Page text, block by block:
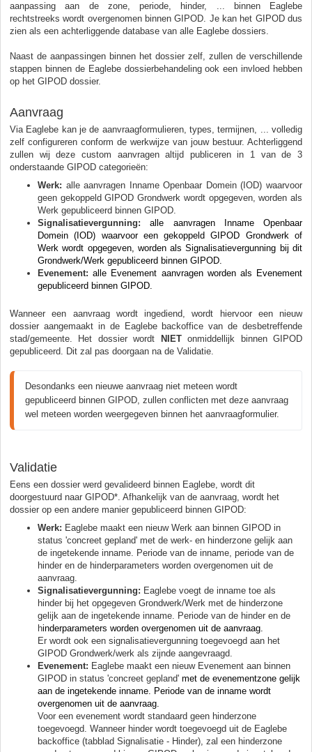
aanpassing aan de zone, periode, hinder, ... binnen Eaglebe
rechtstreeks wordt overgenomen binnen GIPOD. Je kan het GIPOD dus
zien als een achterliggende database van alle Eaglebe dossiers.
Naast de aanpassingen binnen het dossier zelf, zullen de verschillende
stappen binnen de Eaglebe dossierbehandeling ook een invloed hebben
op het GIPOD dossier.
Aanvraag
Via Eaglebe kan je de aanvraagformulieren, types, termijnen, ... volledig
zelf configureren conform de werkwijze van jouw bestuur. Achterliggend
zullen wij deze custom aanvragen altijd publiceren in 1 van de 3
onderstaande GIPOD categorieën:
Werk: alle aanvragen Inname Openbaar Domein (IOD) waarvoor
geen gekoppeld GIPOD Grondwerk wordt opgegeven, worden als
Werk gepubliceerd binnen GIPOD.
Signalisatievergunning:alle aanvragen Inname Openbaar
Domein (IOD) waarvoor een gekoppeld GIPOD Grondwerk of
Werk wordt opgegeven, worden als Signalisatievergunning bij dit
Grondwerk/Werk gepubliceerd binnen GIPOD.
Evenement:alle Evenement aanvragen worden als Evenement
gepubliceerd binnen GIPOD.
Wanneer een aanvraag wordt ingediend, wordt hiervoor een nieuw
dossier aangemaakt in de Eaglebe backoffice van de desbetreffende
stad/gemeente. Het dossier wordt
NIETonmiddellijk binnen GIPOD
gepubliceerd. Dit zal pas doorgaan na de Validatie.
Desondanks een nieuwe aanvraag niet meteen wordt
gepubliceerd binnen GIPOD, zullen conflicten met deze aanvraag
wel meteen worden weergegeven binnen het aanvraagformulier.
Validatie
Eens een dossier werd gevalideerd binnen Eaglebe, wordt dit
doorgestuurd naar GIPOD*. Afhankelijk van de aanvraag, wordt het
dossier op een andere manier gepubliceerd binnen GIPOD:
Werk: Eaglebe maakt een nieuw Werk aan binnen GIPOD in
status 'concreet gepland' met de werk- en hinderzone gelijk aan
de ingetekende inname. Periode van de inname, periode van de
hinder en de hinderparameters worden overgenomen uit de
aanvraag.
Signalisatievergunning: Eaglebe voegt de inname toe als
hinder bij het opgegeven Grondwerk/Werk met de hinderzone
gelijk aan de ingetekende inname. Periode van de hinder en de
hinderparameters worden overgenomen uit de aanvraag.
Er wordt ook een signalisatievergunning toegevoegd aan het
GIPOD Grondwerk/werk als zijnde aangevraagd.
Evenement: Eaglebe maakt een nieuw Evenement aan binnen
GIPOD in status 'concreet gepland' met de evenementzone gelijk
aan de ingetekende inname. Periode van de inname wordt
overgenomen uit de aanvraag.
Voor een evenement wordt standaard geen hinderzone
toegevoegd. Wanneer hinder wordt toegevoegd uit de Eaglebe
backoffice (tabblad Signalisatie - Hinder), zal een hinderzone